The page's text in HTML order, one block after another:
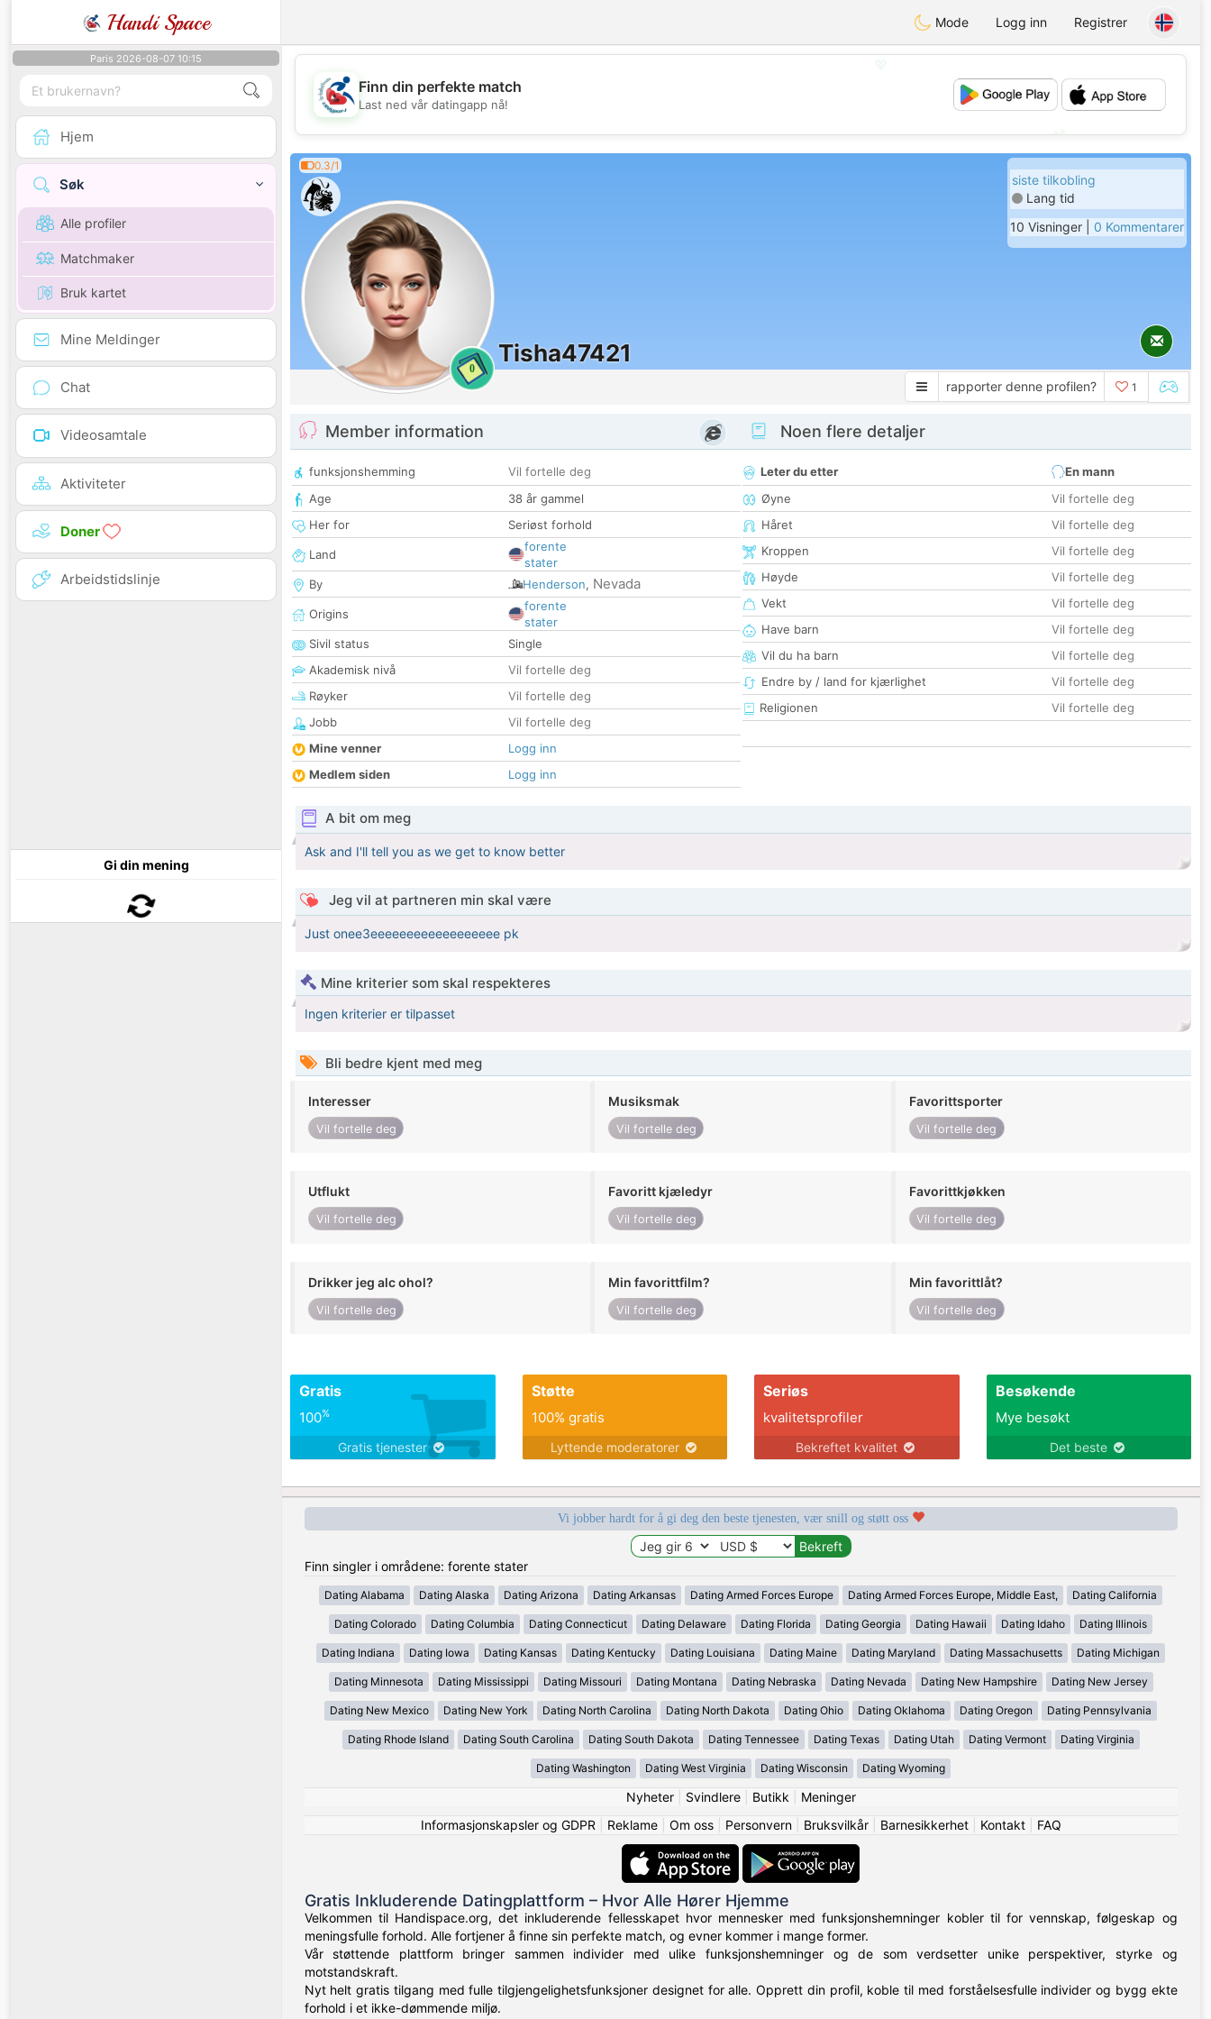
Handi Space Mode Logg inn Registrer
Paris 2026-08-07 10:15
Hjem
Søk
Alle profiler
Matchmaker
Bruk kartet
Mine Meldinger
Chat
Videosamtale
Aktiviteter
Doner
Arbeidstidslinje
Gi din mening
💖
💕
Finn din perfekte match
Last ned vår datingapp nå!
0.3/1
0
Tisha47421
siste tilkobling
Lang tid
10 Visninger | 0 Kommentarer
rapporter denne profilen? 1
Member information
funksjonshemming
Vil fortelle deg
Age
38 år gammel
Her for
Seriøst forhold
Land
forente
stater
By
Henderson, Nevada
Origins
forente
stater
Sivil status
Single
Akademisk nivå
Vil fortelle deg
Røyker
Vil fortelle deg
Jobb
Vil fortelle deg
Mine venner
Logg inn
Medlem siden
Logg inn
Noen flere detaljer
Leter du etter
En mann
Øyne
Vil fortelle deg
Håret
Vil fortelle deg
Kroppen
Vil fortelle deg
Høyde
Vil fortelle deg
Vekt
Vil fortelle deg
Have barn
Vil fortelle deg
Vil du ha barn
Vil fortelle deg
Endre by / land for kjærlighet
Vil fortelle deg
Religionen
Vil fortelle deg
A bit om meg
Ask and I'll tell you as we get to know better
Jeg vil at partneren min skal være
Just onee3eeeeeeeeeeeeeeeeee pk
Mine kriterier som skal respekteres
Ingen kriterier er tilpasset
Bli bedre kjent med meg
Interesser
Vil fortelle deg
Musiksmak
Vil fortelle deg
Favorittsporter
Vil fortelle deg
Utflukt
Vil fortelle deg
Favoritt kjæledyr
Vil fortelle deg
Favorittkjøkken
Vil fortelle deg
Drikker jeg alc ohol?
Vil fortelle deg
Min favorittfilm?
Vil fortelle deg
Min favorittlåt?
Vil fortelle deg
Gratis
100%
Gratis tjenester
Støtte
100% gratis
Lyttende moderatorer
Seriøs
kvalitetsprofiler
Bekreftet kvalitet
Besøkende
Mye besøkt
Det beste
Vi jobber hardt for å gi deg den beste tjenesten, vær snill og støtt oss
Finn singler i områdene: forente stater
Dating Alabama Dating Alaska Dating Arizona Dating Arkansas Dating Armed Forces Europe Dating Armed Forces Europe, Middle East, Dating California
Dating Colorado Dating Columbia Dating Connecticut Dating Delaware Dating Florida Dating Georgia Dating Hawaii Dating Idaho Dating Illinois
Dating Indiana Dating Iowa Dating Kansas Dating Kentucky Dating Louisiana Dating Maine Dating Maryland Dating Massachusetts Dating Michigan
Dating Minnesota Dating Mississippi Dating Missouri Dating Montana Dating Nebraska Dating Nevada Dating New Hampshire Dating New Jersey
Dating New Mexico Dating New York Dating North Carolina Dating North Dakota Dating Ohio Dating Oklahoma Dating Oregon Dating Pennsylvania
Dating Rhode Island Dating South Carolina Dating South Dakota Dating Tennessee Dating Texas Dating Utah Dating Vermont Dating Virginia
Dating Washington Dating West Virginia Dating Wisconsin Dating Wyoming
Nyheter| Svindlere| Butikk
Meninger
Informasjonskapsler og GDPR
Reklame| Om oss| Personvern| Bruksvilkår| Barnesikkerhet| Kontakt| FAQ
Gratis Inkluderende Datingplattform – Hvor Alle Hører Hjemme
Velkommen til Handispace.org, det inkluderende fellesskapet hvor mennesker med funksjonshemninger kobler til for vennskap, følgeskap og
meningsfulle forhold. Alle fortjener å finne sin perfekte match, og evner kommer i mange former.
Vår støttende plattform bringer sammen individer med ulike funksjonshemninger og de som verdsetter unike perspektiver, styrke og
motstandskraft.
Nyt helt gratis tilgang med fulle tilgjengelighetsfunksjoner designet for alle. Opprett din profil, koble til med forståelsesfulle individer og bygg ekte
forhold i et ikke-dømmende miljø.